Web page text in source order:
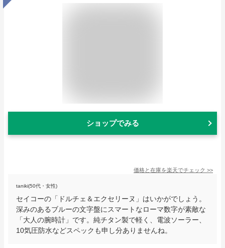
ショップでみる
価格と在庫を楽天でチェック >>
taniki(50代・女性)
セイコーの「ドルチェ＆エクセリーヌ」はいかがでしょう。
深みのあるブルーの文字盤にスマートなローマ数字が素敵な
「大人の腕時計」です。純チタン製で軽く、電波ソーラー、
10気圧防水などスペックも申し分ありませんね。